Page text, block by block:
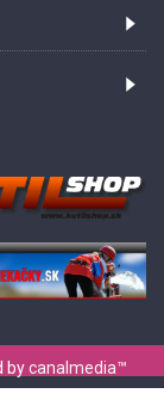
bycanalmedia™